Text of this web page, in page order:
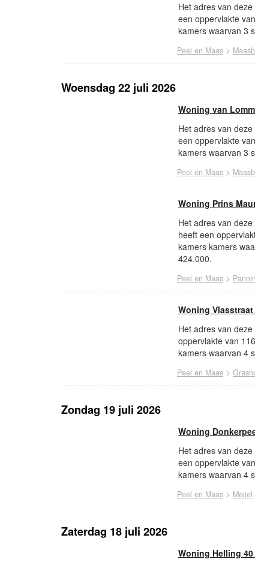
Het adres van
een oppervlakte
kamers waarvan 3
Peel en Maas >
Woensdag 22 juli 2026
Woning van
Het adres van
een oppervlakte
kamers waarvan 3
Peel en Maas >
Woning Prins
Het adres van
heeft een
kamers kamers
424.000.
Peel en Maas >
Woning
Het adres van
oppervlakte van
kamers waarvan 4
Peel en Maas >
Zondag 19 juli 2026
Woning
Het adres van
een oppervlakte
kamers waarvan 4
Peel en Maas > Meijel
Zaterdag 18 juli 2026
Woning Helling